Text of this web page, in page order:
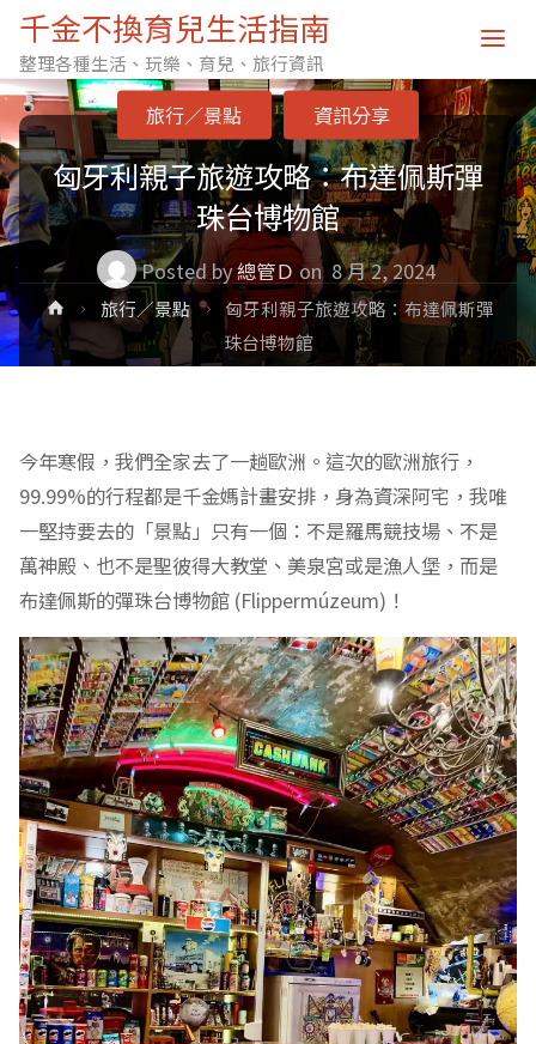
千金不換育兒生活指南
整理各種生活、玩樂、育兒、旅行資訊
匈牙利親子旅遊攻略：布達佩斯彈
珠台博物館
Posted by總管Ｄon 8 月 2, 2024
旅行／景點 資訊分享
Home旅行／景點
匈牙利親子旅遊攻略：布達佩斯彈
珠台博物館
今年寒假，我們全家去了一趟歐洲。這次的歐洲旅行，
99.99%的行程都是千金媽計畫安排，身為資深阿宅，我唯
一堅持要去的「景點」只有一個：不是羅馬競技場、不是
萬神殿、也不是聖彼得大教堂、美泉宮或是漁人堡，而是
布達佩斯的彈珠台博物館 (Flippermúzeum)！